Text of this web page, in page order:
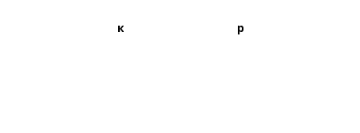
Рекомендуемые товары: